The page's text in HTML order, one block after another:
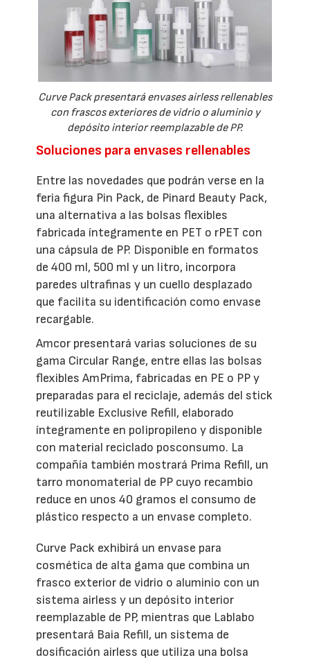
Curve Pack presentará envases airless rellenables
con frascos exteriores de vidrio o aluminio y
depósito interior reemplazable de PP.
Soluciones para envases rellenables
Entre las novedades que podrán verse en la
feria figura Pin Pack, de Pinard Beauty Pack,
una alternativa a las bolsas flexibles
fabricada íntegramente en PET o rPET con
una cápsula de PP. Disponible en formatos
de 400 ml, 500 ml y un litro, incorpora
paredes ultrafinas y un cuello desplazado
que facilita su identificación como envase
recargable.
Amcor presentará varias soluciones de su
gama Circular Range, entre ellas las bolsas
flexibles AmPrima, fabricadas en PE o PP y
preparadas para el reciclaje, además del stick
reutilizable Exclusive Refill, elaborado
íntegramente en polipropileno y disponible
con material reciclado posconsumo. La
compañía también mostrará Prima Refill, un
tarro monomaterial de PP cuyo recambio
reduce en unos 40 gramos el consumo de
plástico respecto a un envase completo.
Curve Pack exhibirá un envase para
cosmética de alta gama que combina un
frasco exterior de vidrio o aluminio con un
sistema airless y un depósito interior
reemplazable de PP, mientras que Lablabo
presentará Baia Refill, un sistema de
dosificación airless que utiliza una bolsa